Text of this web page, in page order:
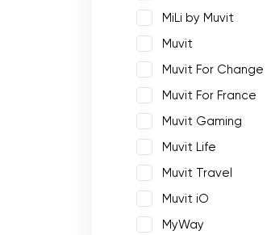
MiLi by Muvit
Muvit
Muvit For Change
Muvit For France
Muvit Gaming
Muvit Life
Muvit Travel
Muvit iO
MyWay